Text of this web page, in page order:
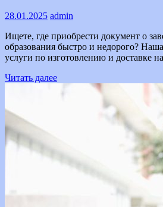
28.01.2025 admin
Ищете, где приобрести документ о
образования быстро и недорого?
услуги по изготовлению и доставке
Читать далее